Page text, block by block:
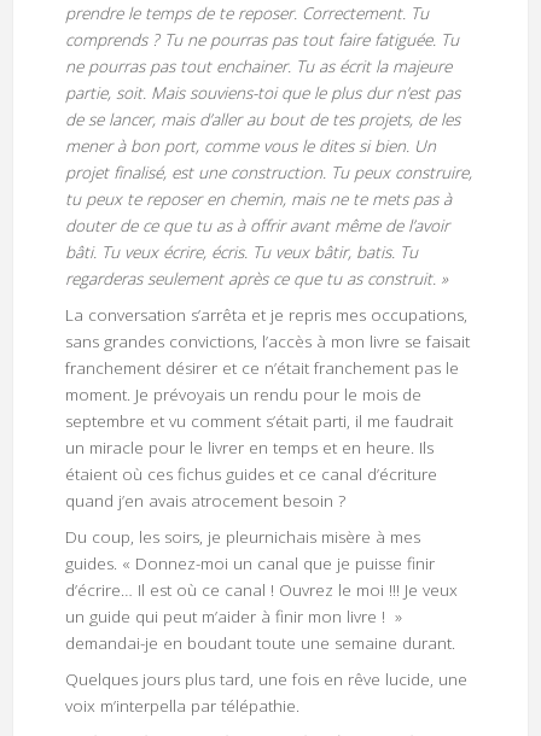
prendre le temps de te reposer. Correctement. Tu
comprends ? Tu ne pourras pas tout faire fatiguée. Tu
ne pourras pas tout enchainer. Tu as écrit la majeure
partie, soit. Mais souviens-toi que le plus dur n’est pas
de se lancer, mais d’aller au bout de tes projets, de les
mener à bon port, comme vous le dites si bien. Un
projet finalisé, est une construction. Tu peux construire,
tu peux te reposer en chemin, mais ne te mets pas à
douter de ce que tu as à offrir avant même de l’avoir
bâti. Tu veux écrire, écris. Tu veux bâtir, batis. Tu
regarderas seulement après ce que tu as construit. »
La conversation s’arrêta et je repris mes occupations,
sans grandes convictions, l’accès à mon livre se faisait
franchement désirer et ce n’était franchement pas le
moment. Je prévoyais un rendu pour le mois de
septembre et vu comment s’était parti, il me faudrait
un miracle pour le livrer en temps et en heure. Ils
étaient où ces fichus guides et ce canal d’écriture
quand j’en avais atrocement besoin ?
Du coup, les soirs, je pleurnichais misère à mes
guides. « Donnez-moi un canal que je puisse finir
d’écrire… Il est où ce canal ! Ouvrez le moi !!! Je veux
un guide qui peut m’aider à finir mon livre ! »
demandai-je en boudant toute une semaine durant.
Quelques jours plus tard, une fois en rêve lucide, une
voix m’interpella par télépathie.